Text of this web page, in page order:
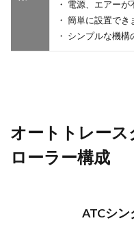
・ 電源、エアーが
・ 簡単に設置でき
・ シンプルな機構
オートトレース
ローラー構成
ATCシン